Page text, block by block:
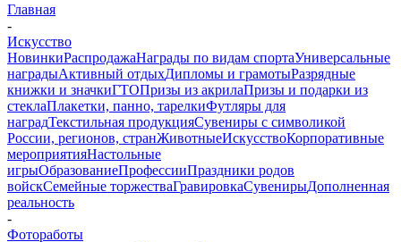
Главная
-
Искусство
НовинкиРаспродажаНаграды по видам спортаУниверсальные
наградыАктивный отдыхДипломы и грамотыРазрядные
книжки и значкиГТОПризы из акрилаПризы и подарки из
стеклаПлакетки, панно, тарелкиФутляры для
наградТекстильная продукцияСувениры с символикой
России, регионов, странЖивотныеИскусствоКорпоративные
мероприятияНастольные
игрыОбразованиеПрофессииПраздники родов
войскСемейные торжестваГравировкаСувенирыДополненная
реальность
-
Фотоработы